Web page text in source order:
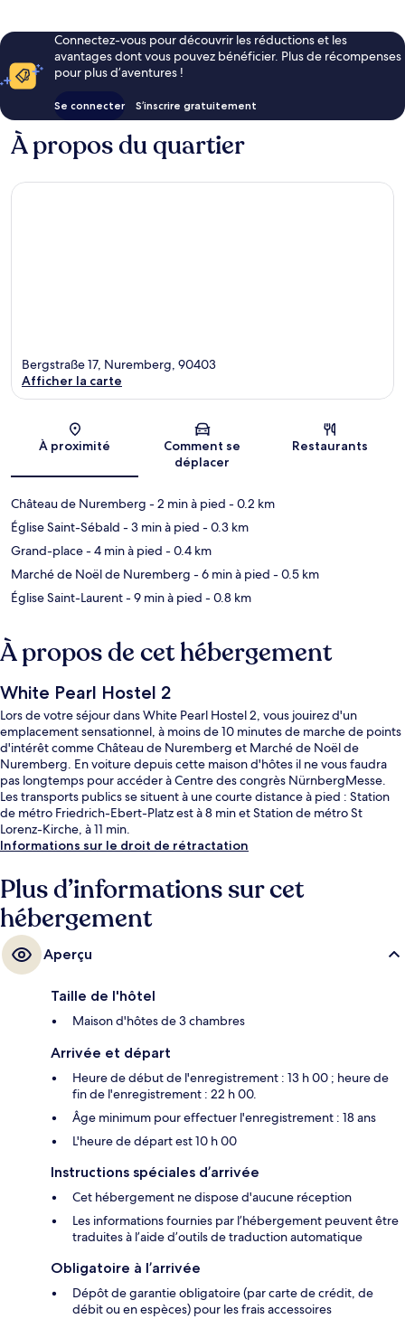
Connectez-vous pour découvrir les réductions et les
avantages dont vous pouvez bénéficier. Plus de récompenses
pour plus d’aventures !
Se connecter S’inscrire gratuitement
À propos du quartier
Carte
Bergstraße 17, Nuremberg, 90403
Afficher la carte
À proximité
Comment se
déplacer
Restaurants
Château de Nuremberg - 2 min à pied - 0.2 km
Église Saint-Sébald - 3 min à pied - 0.3 km
Grand-place- 4 min à pied - 0.4 km
Marché de Noël de Nuremberg - 6 min à pied - 0.5 km
Église Saint-Laurent- 9 min à pied - 0.8 km
À propos de cet hébergement
White Pearl Hostel 2
Lors de votre séjour dans White Pearl Hostel 2, vous jouirez d'un
emplacement sensationnel, à moins de 10 minutes de marche de points
d'intérêt comme Château de Nuremberg et Marché de Noël de
Nuremberg. En voiture depuis cette maison d'hôtes il ne vous faudra
pas longtemps pour accéder à Centre des congrès NürnbergMesse.
Les transports publics se situent à une courte distance à pied : Station
de métro Friedrich-Ebert-Platz est à 8 min et Station de métro St
Lorenz-Kirche, à 11 min.
Informations sur le droit de rétractation
Plus d’informations sur cet
hébergement
Aperçu
Taille de l'hôtel
Maison d'hôtes de 3 chambres
Arrivée et départ
Heure de début de l'enregistrement : 13 h 00 ; heure de
fin de l'enregistrement : 22 h 00.
Âge minimum pour effectuer l'enregistrement : 18 ans
L'heure de départ est 10 h 00
Instructions spéciales d’arrivée
Cet hébergement ne dispose d'aucune réception
Les informations fournies par l’hébergement peuvent être
traduites à l’aide d’outils de traduction automatique
Obligatoire à l’arrivée
Dépôt de garantie obligatoire (par carte de crédit, de
débit ou en espèces) pour les frais accessoires